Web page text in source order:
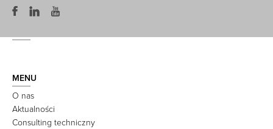
MENU
O nas
Aktualności
Consulting techniczny